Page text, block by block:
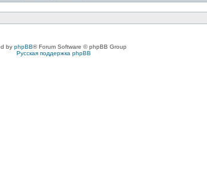
by phpBB® Forum Software © phpBB Group
Русская поддержка phpBB